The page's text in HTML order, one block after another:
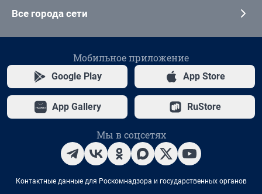
Все города сети
Мобильное приложение
Google Play App Store
App Gallery RuStore
Мы в соцсетях
Контактные данные для Роскомнадзора и государственных органов